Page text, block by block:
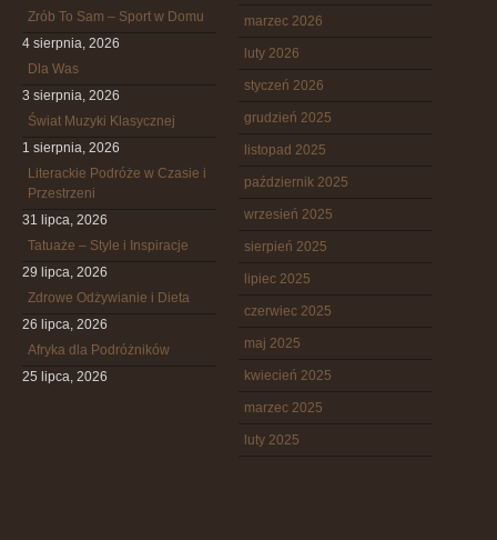
Zrób To Sam – Sport w Domu
4 sierpnia, 2026
Dla Was
3 sierpnia, 2026
Świat Muzyki Klasycznej
1 sierpnia, 2026
Literackie Podróże w Czasie i
Przestrzeni
31 lipca, 2026
Tatuaże – Style i Inspiracje
29 lipca, 2026
Zdrowe Odżywianie i Dieta
26 lipca, 2026
Afryka dla Podróżników
25 lipca, 2026
marzec 2026
luty 2026
styczeń 2026
grudzień 2025
listopad 2025
październik 2025
wrzesień 2025
sierpień 2025
lipiec 2025
czerwiec 2025
maj 2025
kwiecień 2025
marzec 2025
luty 2025